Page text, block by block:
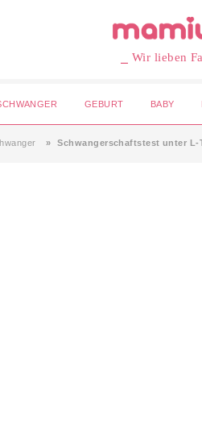
⎯ Wir lieben
GEBURT BABY
Schwangerschaftstest unter L-